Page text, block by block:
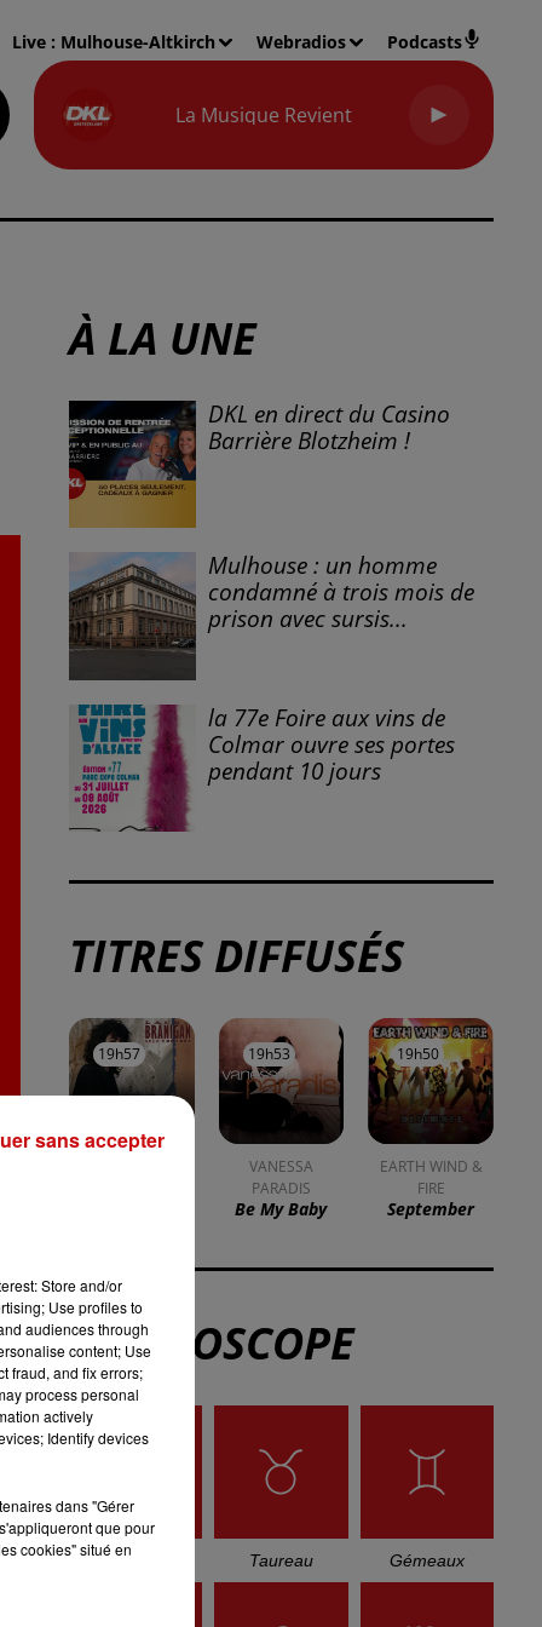
Live : Mulhouse-Altkirch Webradios Podcasts
La Musique Revient
À LA UNE
DKL en direct du Casino
Barrière Blotzheim !
prison avec sursis...
la 77e Foire aux vins de
Colmar ouvre ses portes
pendant 10 jours
Store and/or
Use profiles to
audiences through
content; Use
fraud, and fix errors;
process personal
actively
Identify devices
dans "Gérer
que pour
cookies" situé en
sans accepter